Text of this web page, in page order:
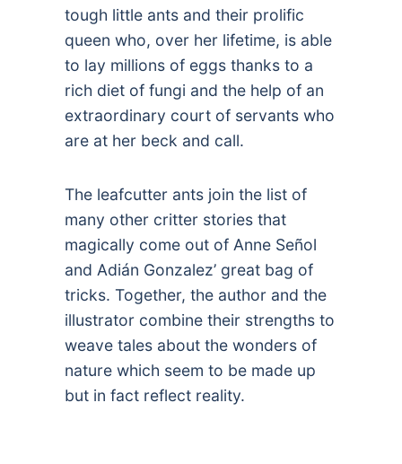
tough little ants and their prolific
queen who, over her lifetime, is able
to lay millions of eggs thanks to a
rich diet of fungi and the help of an
extraordinary court of servants who
are at her beck and call.
The leafcutter ants join the list of
many other critter stories that
magically come out of Anne Señol
and Adián Gonzalez’ great bag of
tricks. Together, the author and the
illustrator combine their strengths to
weave tales about the wonders of
nature which seem to be made up
but in fact reflect reality.